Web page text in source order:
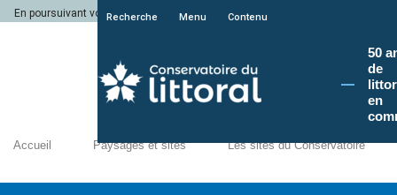
En poursuivant votre navigation sur le site du Conservatoire du littoral, vous
Recherche Menu Contenu
50
de
en
Accueil Paysages et sites Les sites du Conservatoire